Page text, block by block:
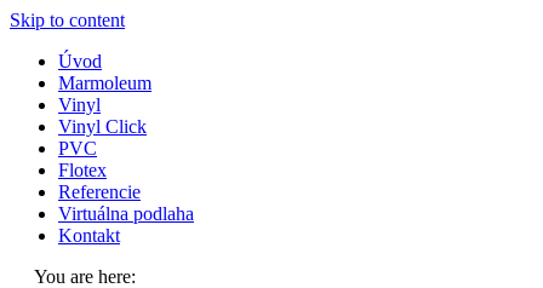
Skip to content
Úvod
Marmoleum
Vinyl
Vinyl Click
PVC
Flotex
Referencie
Virtuálna podlaha
Kontakt
You are here: